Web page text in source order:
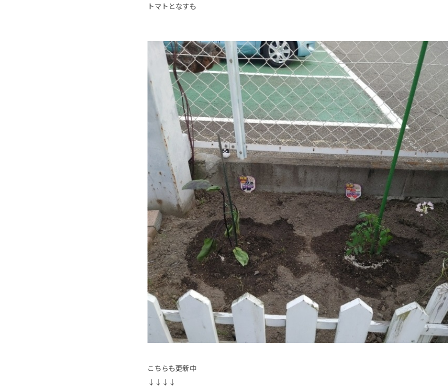
トマトとなすも
こちらも更新中
↓↓↓↓